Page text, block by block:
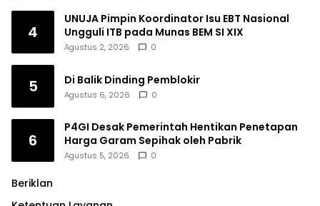
4
UNUJA Pimpin Koordinator Isu EBT Nasional
Ungguli ITB pada Munas BEM SI XIX
Agustus 2, 2026 0
5 Di Balik Dinding Pemblokir
Agustus 6, 2026 0
6
P4GI Desak Pemerintah Hentikan Penetapan
Harga Garam Sepihak oleh Pabrik
Agustus 5, 2026 0
Beriklan